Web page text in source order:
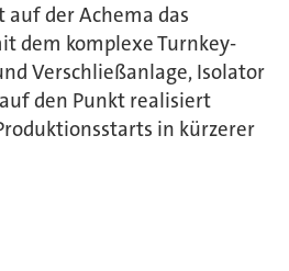
der Achema das
dem komplexe Turnkey-
Verschließanlage, Isolator
den Punkt realisiert
in kürzerer